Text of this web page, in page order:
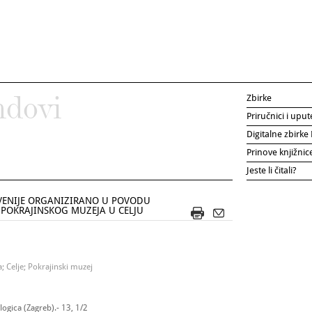
ORGANIZIRANO U POVODU
MUZEJA U CELJU
Celje; Pokrajinski muzej
(Zagreb).- 13, 1/2
Zbirke
Priručnici i
Digitalne zbirke
Prinove
Jeste li čitali?